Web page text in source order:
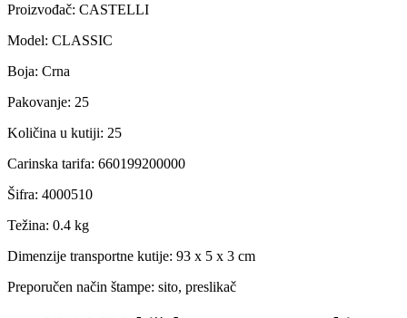
Proizvođač: CASTELLI
Model: CLASSIC
Boja: Crna
Pakovanje: 25
Količina u kutiji: 25
Carinska tarifa: 660199200000
Šifra: 4000510
Težina: 0.4 kg
Dimenzije transportne kutije: 93 x 5 x 3 cm
Preporučen način štampe: sito, preslikač